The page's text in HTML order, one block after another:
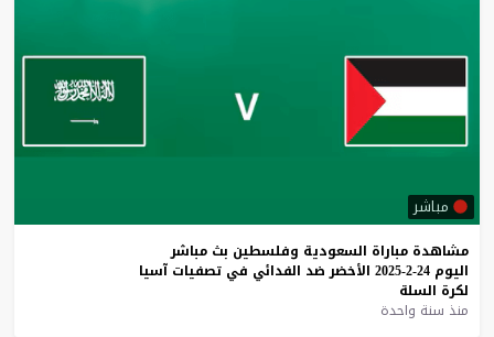
مباشر
مشاهدة مباراة السعودية وفلسطين بث مباشر
اليوم 24-2-2025 الأخضر ضد الفدائي في تصفيات آسيا
لكرة السلة
منذ سنة واحدة